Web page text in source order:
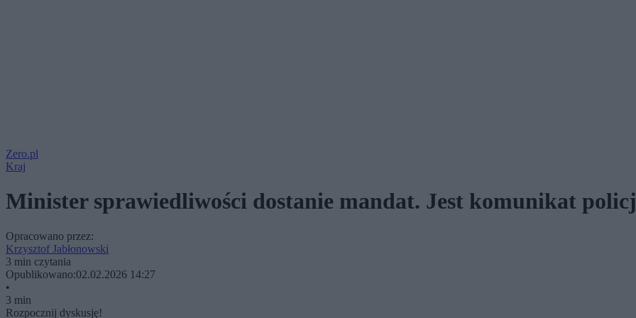
Zero.pl
Kraj
Minister sprawiedliwości dostanie mandat. Jest komunikat
Opracowano przez:
Krzysztof Jabłonowski
3 min czytania
Opublikowano:02.02.2026 14:27
•
3 min
Rozpocznij dyskusję!